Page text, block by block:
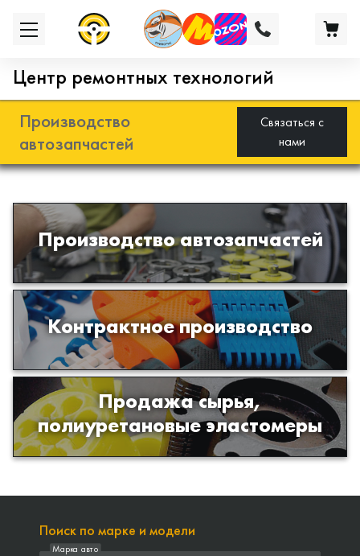
Центр ремонтных технологий
Производство
автозапчастей
Связаться с
нами
Производство автозапчастей
Разработка и производство деталей
из эластомеров для подвески
автомобиля
Контрактное производство
Производство изделий из пластиков
и полимеров по образцам либо
чертежам заказчика
Продажа сырья,
полиуретановые эластомеры
Продажа сырья для производства
изделий из полиуретана
Поиск по марке и модели
Марка авто